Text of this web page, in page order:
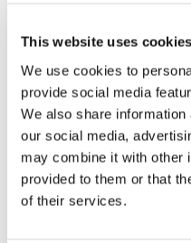
This website uses cookies
We use cookies to
provide social media
We also share
our social media,
may combine it with other
provided to them or that
of their services.
Lunchrum
Dammtorkning av fria
Rengöring av fria ytor på
Golv moppas och
Entréer & korridorer
Golv moppas & våttorkas